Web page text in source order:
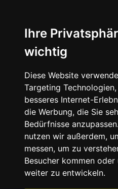
Ihre
wichtig
Diese Website
Targeting
besseres Internet-
die Werbung, die Sie
Bedürfnisse
nutzen wir außerdem,
messen, um zu
Besucher kommen
weiter zu entwickeln.